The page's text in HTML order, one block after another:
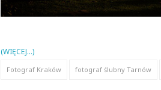
(WIĘCEJ…)
Fotograf Kraków fotograf ślubny Tarnów